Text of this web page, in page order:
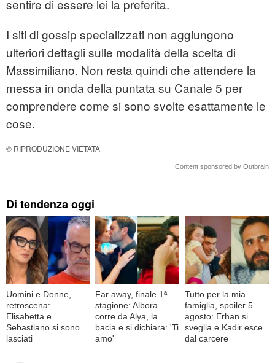
sentire di essere lei la preferita.
I siti di gossip specializzati non aggiungono
ulteriori dettagli sulle modalità della scelta di
Massimiliano. Non resta quindi che attendere la
messa in onda della puntata su Canale 5 per
comprendere come si sono svolte esattamente le
cose.
© RIPRODUZIONE VIETATA
Content sponsored by Outbrain
Di tendenza oggi
Uomini e Donne,
retroscena:
Elisabetta e
Sebastiano si sono
lasciati
Far away, finale 1ª
stagione: Albora
corre da Alya, la
bacia e si dichiara: 'Ti
amo'
Tutto per la mia
famiglia, spoiler 5
agosto: Erhan si
sveglia e Kadir esce
dal carcere